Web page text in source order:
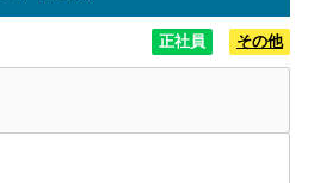
正社員 その他